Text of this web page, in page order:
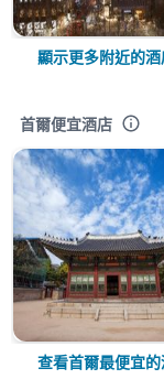
顯示更多附近的
首爾便宜酒店
查看首爾最便宜